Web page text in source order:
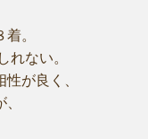
。
れない。
が良く、